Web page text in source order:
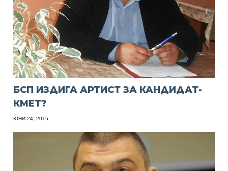
БСП ИЗДИГА АРТИСТ ЗА КАНДИДАТ-
КМЕТ?
ЮНИ 24, 2015